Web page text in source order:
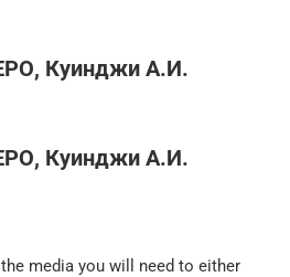
Куинджи А.И.
Куинджи А.И.
media you will need to either